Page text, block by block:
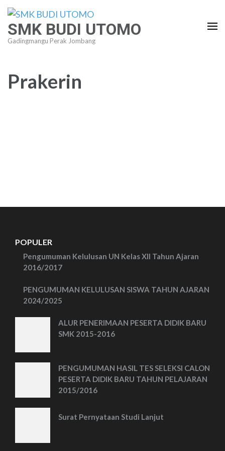
Lompat
konten
(Tekan
SMK BUDI UTOMO
Gadingmangu Perak Jombang
Prakerin
POPULER
Pengumuman Kelulusan UN Kelas XII Tahun Ajaran
2016/2017
PENGUMUMAN KELULUSAN SISWA TAHUN AJARAN
2024/2025
ALUR PENERIMAAN PESERTA DIDIK BARU
SMK 2015-2016
PENGUMUMAN HASIL TES SELEKSI CALON
PESERTA DIDIK BARU TAHUN PELAJARAN
2015/2016
Surat Pernyataan Studi Lanjut